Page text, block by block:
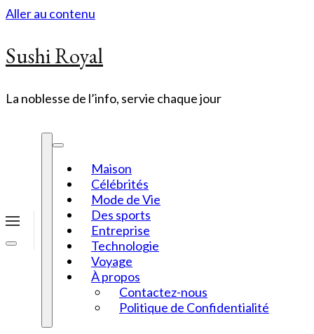
Aller au contenu
Sushi Royal
La noblesse de l’info, servie chaque jour
Maison
Célébrités
Mode de Vie
Des sports
Entreprise
Technologie
Voyage
À propos
Contactez-nous
Politique de Confidentialité